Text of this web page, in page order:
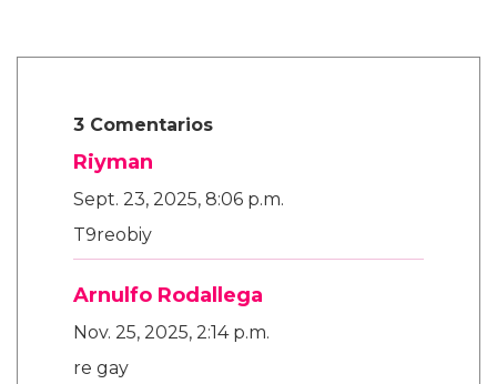
3 Comentarios
Riyman
Sept. 23, 2025, 8:06 p.m.
T9reobiy
Arnulfo Rodallega
Nov. 25, 2025, 2:14 p.m.
re gay